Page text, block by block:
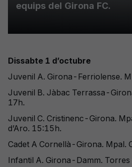
equips del Girona FC.
Dissabte 1 d’octubre
Juvenil A. Girona-Ferriolense.
Juvenil B. Jàbac Terrassa-
17h.
Juvenil C. Cristinenc-Girona.
d’Aro. 15:15h.
Cadet A Cornellà-Girona. Mpal.
Infantil A. Girona-Damm. Torres